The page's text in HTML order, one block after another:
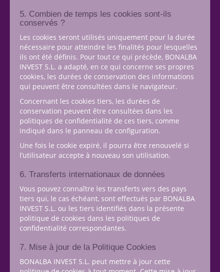
5. Combien de temps les cookies sont-ils
conservés ?
Les cookies seront utilisés uniquement pour la durée
nécessaire pour atteindre les finalités pour lesquelles
ils ont été définis. Pour tout ce qui précède, BONALBA
INVEST S.L. a adapté, en ce qui concerne ses propres
cookies, les durées de conservation des informations
qui peuvent être consultées dans le navigateur.
Concernant les cookies tiers, les durées de
conservation peuvent être consultées dans les
politiques de confidentialité de ces tiers, comme
indiqué dans le panneau de configuration.
Une fois le cookie expiré, il pourra être renouvelé si
l’utilisateur accepte à nouveau son utilisation.
6. Transferts internationaux de données
Vous pouvez connaître les transferts vers des pays
tiers qui, le cas échéant, sont effectués par BONALBA
INVEST S.L. ou les tiers identifiés dans la présente
politique de cookies dans les politiques de
confidentialité correspondantes.
7. Mise à jour de la Politique Cookies
BONALBA INVEST S.L. peut mettre à jour cette